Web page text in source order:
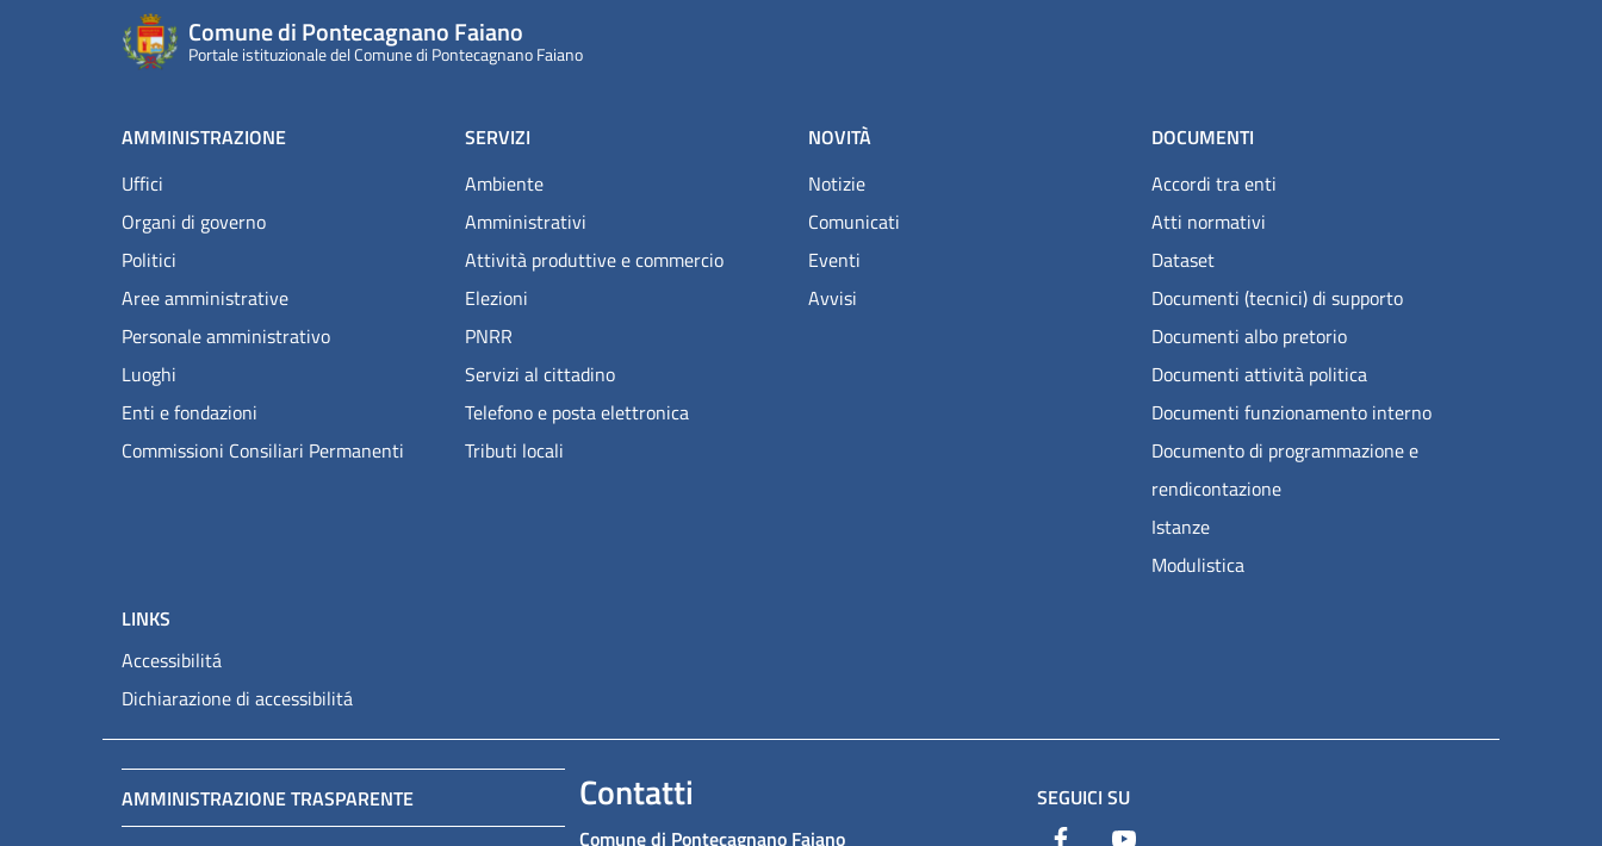
Comune di Pontecagnano Faiano
Portale istituzionale del Comune di Pontecagnano Faiano
AMMINISTRAZIONE
Uffici
Organi di governo
Politici
Aree amministrative
Personale amministrativo
Luoghi
Enti e fondazioni
Commissioni Consiliari Permanenti
SERVIZI
Ambiente
Amministrativi
Attività produttive e commercio
Elezioni
PNRR
Servizi al cittadino
Telefono e posta elettronica
Tributi locali
NOVITÀ
Notizie
Comunicati
Eventi
Avvisi
DOCUMENTI
Accordi tra enti
Atti normativi
Dataset
Documenti (tecnici) di supporto
Documenti albo pretorio
Documenti attività politica
Documenti funzionamento interno
Documento di programmazione e
rendicontazione
Istanze
Modulistica
LINKS
Accessibilitá
Dichiarazione di accessibilitá
AMMINISTRAZIONE TRASPARENTE
Contatti
Comune di Pontecagnano Faiano
SEGUICI SU
Facebook